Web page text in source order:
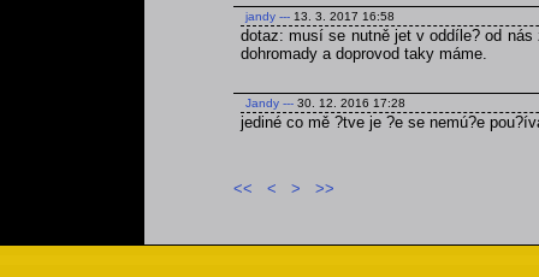
jandy --- 13. 3. 2017 16:58
dotaz: musí se nutně jet v oddíle? od
dohromady a doprovod taky máme.
Jandy --- 30. 12. 2016 17:28
jediné co mě ?tve je ?e se nemú?e
<< < > >>